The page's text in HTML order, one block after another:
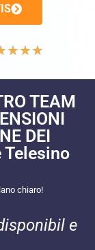
★★★
TEAM
DEI
Telesino
chiaro!
e